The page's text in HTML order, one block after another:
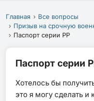
Главная
Все вопросы
Призыв на срочную
Паспорт серии РР
Паспорт серии
Хотелось бы
это я могу сделать